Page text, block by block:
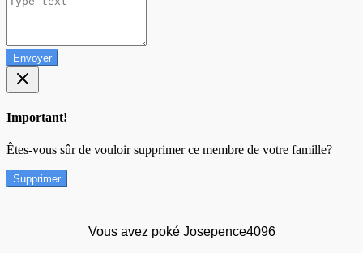
Envoyer
Important!
Êtes-vous sûr de vouloir supprimer ce membre de votre famille?
Supprimer
Vous avez poké Josepence4096